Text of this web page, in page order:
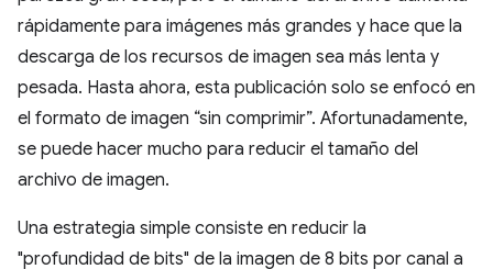
rápidamente para imágenes más grandes y hace que la
descarga de los recursos de imagen sea más lenta y
pesada. Hasta ahora, esta publicación solo se enfocó en
el formato de imagen “sin comprimir”. Afortunadamente,
se puede hacer mucho para reducir el tamaño del
archivo de imagen.
Una estrategia simple consiste en reducir la
"profundidad de bits" de la imagen de 8 bits por canal a